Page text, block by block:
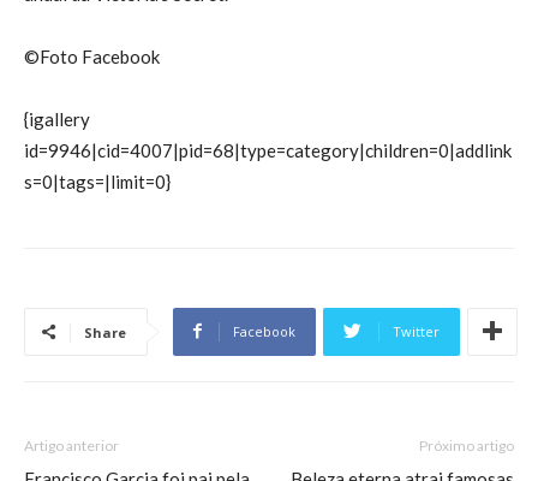
©Foto Facebook
{igallery
id=9946|cid=4007|pid=68|type=category|children=0|addlink
s=0|tags=|limit=0}
Share Facebook Twitter
Artigo anterior Próximo artigo